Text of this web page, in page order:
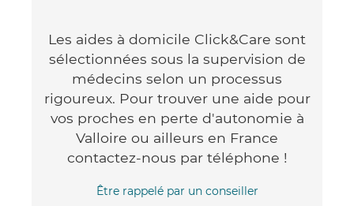
Les aides à domicile Click&Care sont
sélectionnées sous la supervision de
médecins selon un processus
rigoureux. Pour trouver une aide pour
vos proches en perte d'autonomie à
Valloire ou ailleurs en France
contactez-nous par téléphone !
Être rappelé par un conseiller